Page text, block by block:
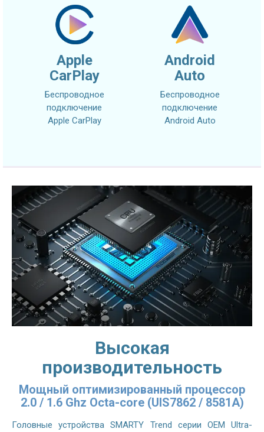
Apple
CarPlay
Беспроводное
подключение
Apple CarPlay
Android
Auto
Беспроводное
подключение
Android Auto
Высокая
производительность
Мощный оптимизированный процессор
2.0 / 1.6 Ghz Octa-core (UIS7862 / 8581A)
Головные устройства SMARTY Trend серии OEM Ultra-